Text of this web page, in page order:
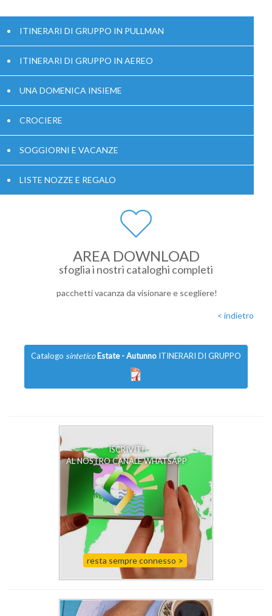
ITINERARI DI GRUPPO IN PULLMAN
ITINERARI DI GRUPPO IN AEREO
UNA DOMENICA INSIEME
CROCIERE
SOGGIORNI E VACANZE
LISTE NOZZE E REGALO
AREA DOWNLOAD
sfoglia i nostri cataloghi completi
pacchetti vacanza da visionare e scegliere!
< indietro
Catalogo sintetico Estate - Autunno ITINERARI DI GRUPPO
ISCRIVITI
AL NOSTRO CANALE WHATSAPP
resta sempre connesso >